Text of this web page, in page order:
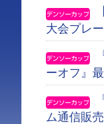
大会プレ
ーオフ』
ム通信販